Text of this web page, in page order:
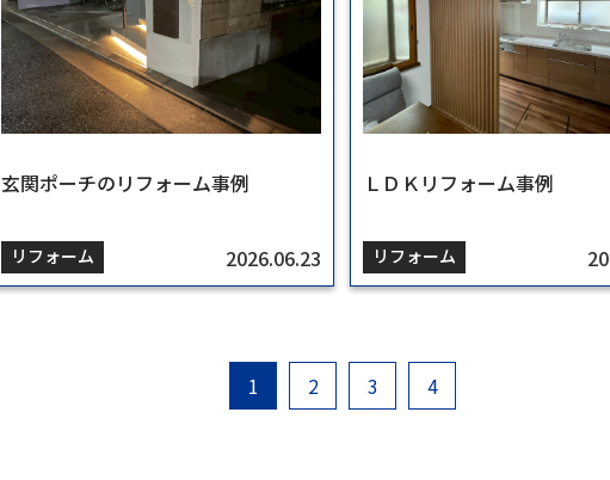
玄関ポーチのリフォーム事例
リフォーム 2026.06.23
ＬＤＫリフォーム事例
リフォーム
1 2 3 4
【築48年】相続物件の買取相談
相続・空き家 2023.11.21
相続マンションの売却相談
売却 2023.10.27
宝塚市／狭小地の売却と活用事例
不動産活用 2023.10.20
駐車場の管理事例
賃貸管理 2024.07.08
分譲マンションの管理事例
賃貸管理
玄関ポーチのリフォーム事例
リフォーム 2026.06.23
ＬＤＫリフォーム事例
リフォーム
1 2